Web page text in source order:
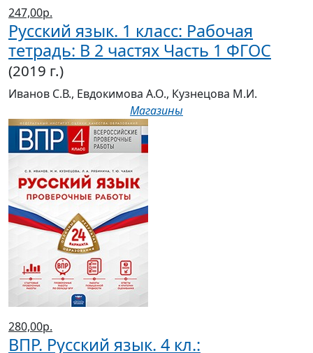
247,00р.
Русский язык. 1 класс: Рабочая
тетрадь: В 2 частях Часть 1 ФГОС
(2019 г.)
Иванов С.В., Евдокимова А.О., Кузнецова М.И.
Магазины
280,00р.
ВПР. Русский язык. 4 кл.: